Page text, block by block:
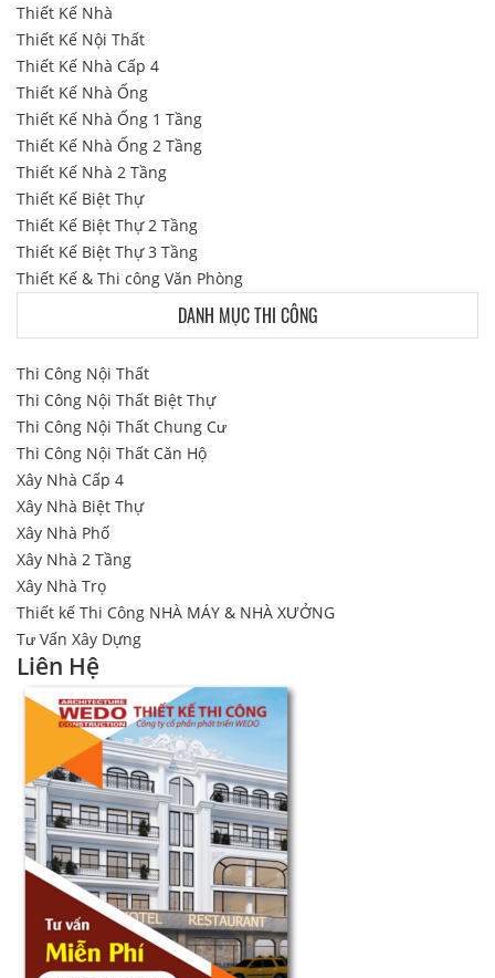
Thiết Kế Nhà
Thiết Kế Nội Thất
Thiết Kế Nhà Cấp 4
Thiết Kế Nhà Ống
Thiết Kế Nhà Ống 1 Tầng
Thiết Kế Nhà Ống 2 Tầng
Thiết Kế Nhà 2 Tầng
Thiết Kế Biệt Thự
Thiết Kế Biệt Thự 2 Tầng
Thiết Kế Biệt Thự 3 Tầng
Thiết Kế & Thi công Văn Phòng
DANH MỤC THI CÔNG
Thi Công Nội Thất
Thi Công Nội Thất Biệt Thự
Thi Công Nội Thất Chung Cư
Thi Công Nội Thất Căn Hộ
Xây Nhà Cấp 4
Xây Nhà Biệt Thự
Xây Nhà Phố
Xây Nhà 2 Tầng
Xây Nhà Trọ
Thiết kế Thi Công NHÀ MÁY & NHÀ XƯỞNG
Tư Vấn Xây Dựng
Liên Hệ